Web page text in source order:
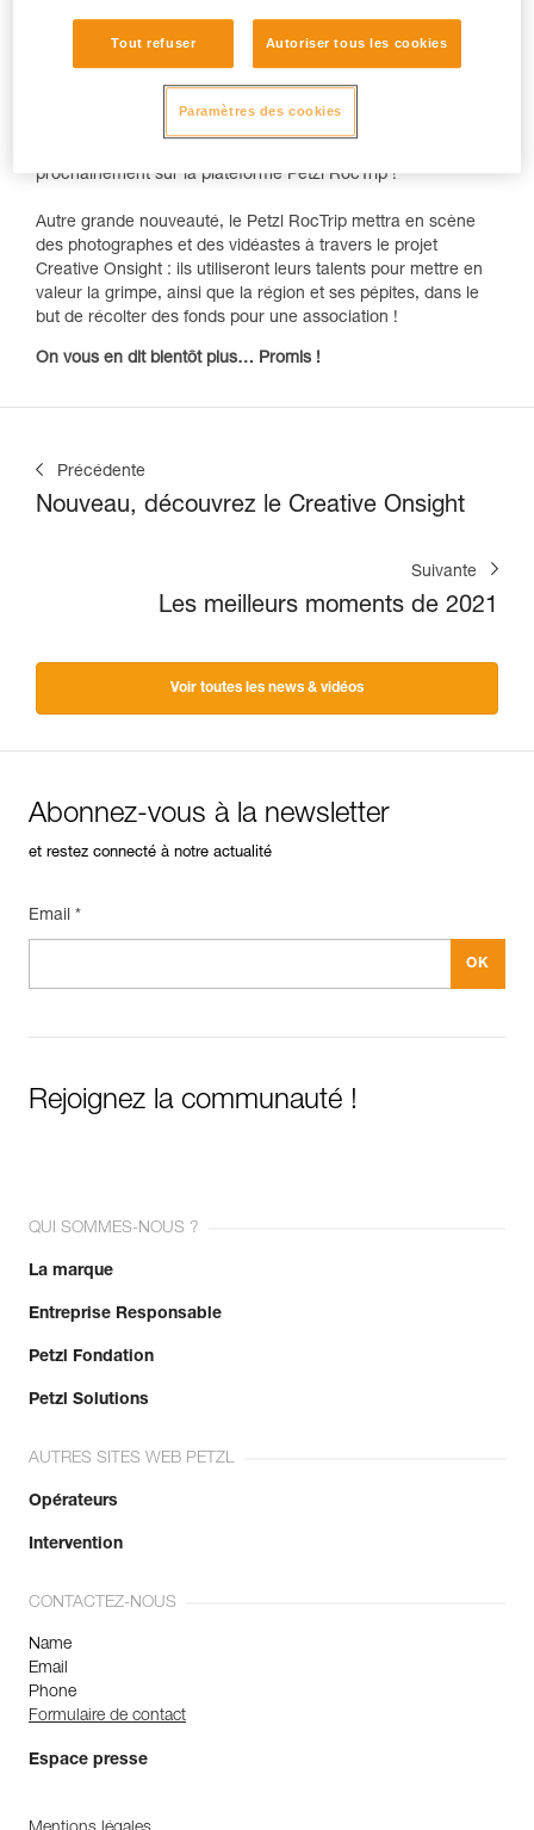
seront bientôt dévoilées. Encore un peu de patience !
part à l'évènement de manière
digitale
prochainement sur la plateforme Petzl RocTrip !
Autre grande nouveauté, le Petzl RocTrip mettra en scène
des photographes et des vidéastes à travers le projet
Creative Onsight : ils utiliseront leurs talents pour mettre en
valeur la grimpe, ainsi que la région et ses pépites, dans le
but de récolter des fonds pour une association !
On vous en dit bientôt plus… Promis !
Précédente
Nouveau, découvrez le Creative Onsight
Suivante
Les meilleurs moments de 2021
Voir toutes les news & vidéos
Abonnez-vous à la newsletter
et restez connecté à notre actualité
Email *
Rejoignez la communauté !
QUI SOMMES-NOUS ?
La marque
Entreprise Responsable
Petzl Fondation
Petzl Solutions
AUTRES SITES WEB PETZL
Opérateurs
Intervention
CONTACTEZ-NOUS
Name
Email
Phone
Formulaire de contact
Espace presse
Tout refuser Autoriser tous les cookies
Paramètres des cookies